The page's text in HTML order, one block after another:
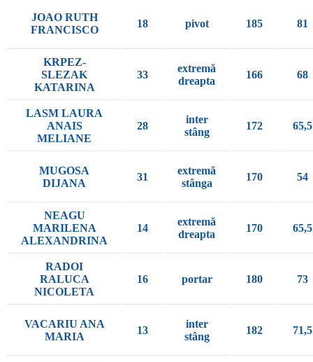
JOAO RUTH
FRANCISCO
18 pivot 185 81
KRPEZ-
SLEZAK
KATARINA
33
extremă
dreapta
166 68
LASM LAURA
ANAIS
MELIANE
28
inter
stâng
172 65,5
MUGOSA
DIJANA
31
extremă
stânga
170 54
NEAGU
MARILENA
ALEXANDRINA
14
extremă
dreapta
170 65,5
RADOI
RALUCA
NICOLETA
16 portar 180 73
VACARIU ANA
MARIA
13
inter
stâng
182 71,5